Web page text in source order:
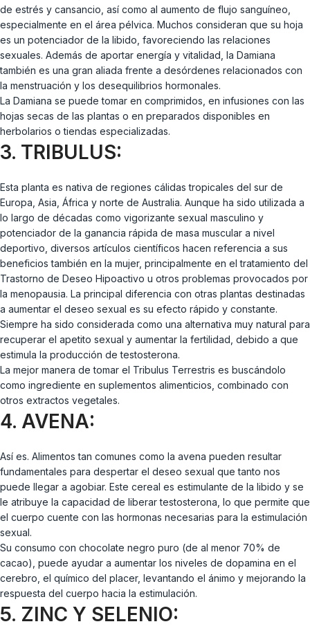
de estrés y cansancio, así como al aumento de flujo sanguíneo,
especialmente en el área pélvica. Muchos consideran que su hoja
es un potenciador de la libido, favoreciendo las relaciones
sexuales. Además de aportar energía y vitalidad, la Damiana
también es una gran aliada frente a desórdenes relacionados con
la menstruación y los desequilibrios hormonales.
La Damiana se puede tomar en comprimidos, en infusiones con las
hojas secas de las plantas o en preparados disponibles en
herbolarios o tiendas especializadas.
3. TRIBULUS:
Esta planta es nativa de regiones cálidas tropicales del sur de
Europa, Asia, África y norte de Australia. Aunque ha sido utilizada a
lo largo de décadas como vigorizante sexual masculino y
potenciador de la ganancia rápida de masa muscular a nivel
deportivo, diversos artículos científicos hacen referencia a sus
beneficios también en la mujer, principalmente en el tratamiento del
Trastorno de Deseo Hipoactivo u otros problemas provocados por
la menopausia. La principal diferencia con otras plantas destinadas
a aumentar el deseo sexual es su efecto rápido y constante.
Siempre ha sido considerada como una alternativa muy natural para
recuperar el apetito sexual y aumentar la fertilidad, debido a que
estimula la producción de testosterona.
La mejor manera de tomar el Tribulus Terrestris es buscándolo
como ingrediente en suplementos alimenticios, combinado con
otros extractos vegetales.
4. AVENA:
Así es. Alimentos tan comunes como la avena pueden resultar
fundamentales para despertar el deseo sexual que tanto nos
puede llegar a agobiar. Este cereal es estimulante de la libido y se
le atribuye la capacidad de liberar testosterona, lo que permite que
el cuerpo cuente con las hormonas necesarias para la estimulación
sexual.
Su consumo con chocolate negro puro (de al menor 70% de
cacao), puede ayudar a aumentar los niveles de dopamina en el
cerebro, el químico del placer, levantando el ánimo y mejorando la
respuesta del cuerpo hacia la estimulación.
5. ZINC Y SELENIO: